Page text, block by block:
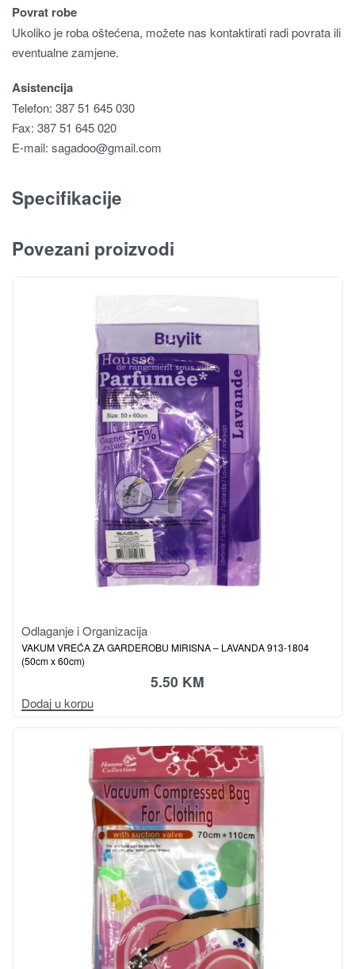
Povrat robe
Ukoliko je roba oštećena, možete nas kontaktirati radi povrata ili
eventualne zamjene.
Asistencija
Telefon: 387 51 645 030
Fax: 387 51 645 020
E-mail: sagadoo@gmail.com
Specifikacije
Povezani proizvodi
Odlaganje i Organizacija
VAKUM VREĆA ZA GARDEROBU MIRISNA – LAVANDA 913-1804
(50cm x 60cm)
5.50 KM
Dodaj u korpu